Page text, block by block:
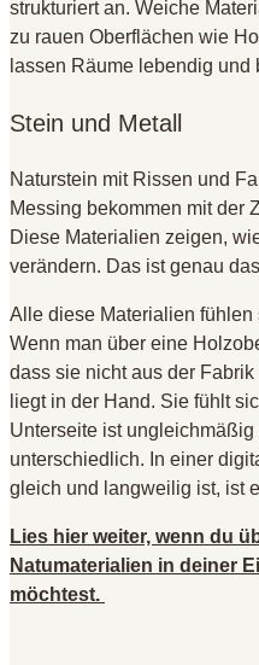
strukturiert an. Weiche
zu rauen Oberflächen wie
lassen Räume lebendig und
Stein und Metall
Naturstein mit Rissen und
Messing bekommen mit der
Diese Materialien zeigen,
verändern. Das ist genau
Alle diese Materialien fühlen
Wenn man über eine
dass sie nicht aus der
liegt in der Hand. Sie fühlt
Unterseite ist
unterschiedlich. In einer
gleich und langweilig ist, ist
Lies hier weiter, wenn du
Natumaterialien in deiner
möchtest.